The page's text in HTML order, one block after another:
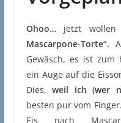
Ohoo…jetzt wollen
Mascarpone-Torte“.
Gewäsch, es ist zum
ein Auge auf die
Dies,weil ich (wer
besten pur vom
Eis nach